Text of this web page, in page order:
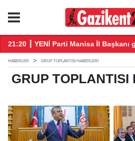
21:20 ┋ YENİ Parti Manisa İl Başkanı
HABERLER GRUP TOPLANTISI HABERLERI
GRUP TOPLANTISI